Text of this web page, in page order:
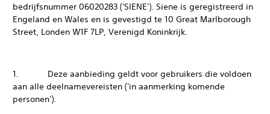
bedrijfsnummer 06020283 ('SIENE'). Siene is geregistreerd in
Engeland en Wales en is gevestigd te 10 Great Marlborough
Street, Londen W1F 7LP, Verenigd Koninkrijk.
1. Deze aanbieding geldt voor gebruikers die voldoen
aan alle deelnamevereisten ('in aanmerking komende
personen').